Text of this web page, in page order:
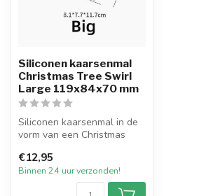
Siliconen kaarsenmal
Christmas Tree Swirl
Large 119x84x70 mm
Siliconen kaarsenmal in de
vorm van een Christmas
va...
€12,95
Binnen 24 uur verzonden!